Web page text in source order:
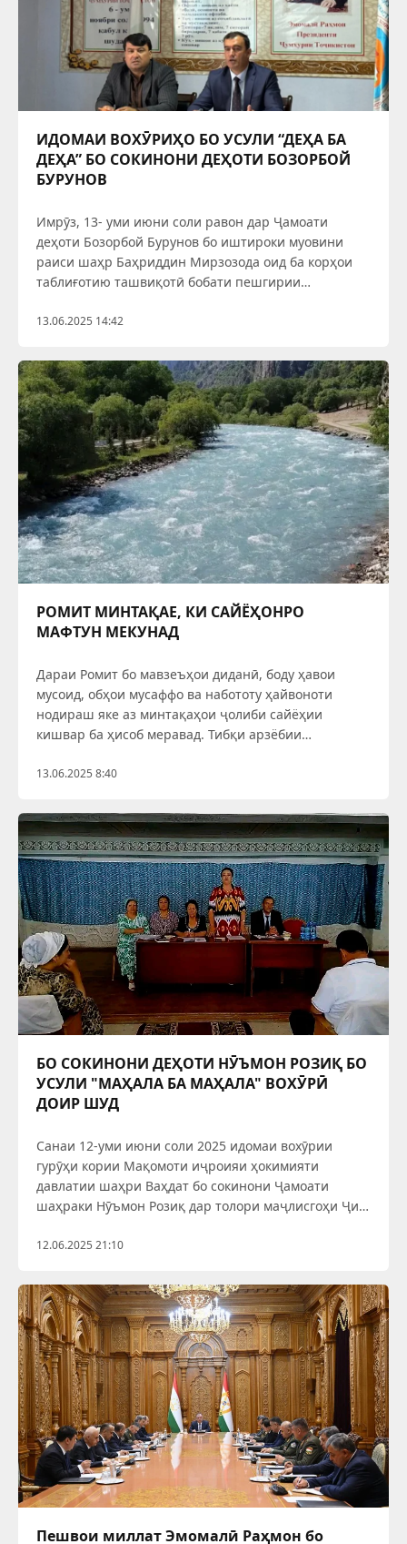
ИДОМАИ ВОХӮРИҲО БО УСУЛИ “ДЕҲА БА
ДЕҲА” БО СОКИНОНИ ДЕҲОТИ БОЗОРБОЙ
БУРУНОВ
Имрӯз, 13- уми июни соли равон дар Ҷамоати
деҳоти Бозорбой Бурунов бо иштироки муовини
раиси шаҳр Баҳриддин Мирзозода оид ба корҳои
таблиғотию ташвиқотӣ бобати пешгирии
террористию экстремистӣ, пешгирии
хурофотпарастӣ,
13.06.2025 14:42
РОМИТ МИНТАҚАЕ, КИ САЙЁҲОНРО
МАФТУН МЕКУНАД
Дараи Ромит бо мавзеъҳои диданӣ, боду ҳавои
мусоид, обҳои мусаффо ва набототу ҳайвоноти
нодираш яке аз минтақаҳои ҷолиби сайёҳии
кишвар ба ҳисоб меравад. Тибқи арзёбии
рушди намудҳои гуногуни сайёҳӣ, аз ҷумла экологӣ,
13.06.2025 8:40
БО СОКИНОНИ ДЕҲОТИ НӮЪМОН РОЗИҚ БО
УСУЛИ "МАҲАЛА БА МАҲАЛА" ВОХӮРӢ
ДОИР ШУД
Санаи 12-уми июни соли 2025 идомаи вохӯрии
гурӯҳи кории Мақомоти иҷроияи ҳокимияти
давлатии шаҳри Ваҳдат бо сокинони Ҷамоати
шаҳраки Нӯъмон Розиқ дар толори маҷлисгоҳи Ҷи
12.06.2025 21:10
Пешвои миллат Эмомалӣ Раҳмон бо